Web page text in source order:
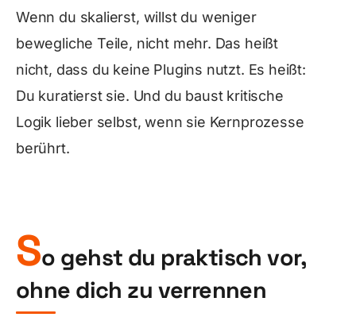
Wenn du skalierst, willst du weniger
bewegliche Teile, nicht mehr. Das heißt
nicht, dass du keine Plugins nutzt. Es heißt:
Du kuratierst sie. Und du baust kritische
Logik lieber selbst, wenn sie Kernprozesse
berührt.
So gehst du praktisch vor,
ohne dich zu verrennen